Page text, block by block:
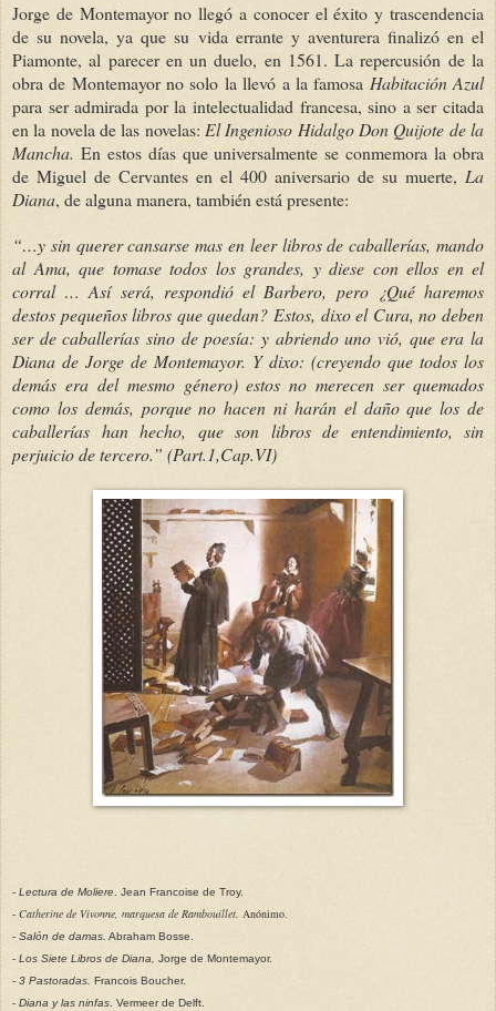
Jorge de Montemayor no llegó a conocer el éxito y trascendencia
de su novela, ya que su vida errante y aventurera finalizó en el
Piamonte, al parecer en un duelo, en 1561. La repercusión de la
obra de Montemayor no solo la llevó a la famosa Habitación Azul
para ser admirada por la intelectualidad francesa, sino a ser citada
en la novela de las novelas: El Ingenioso Hidalgo Don Quijote de la
Mancha. En estos días que universalmente se conmemora la obra
de Miguel de Cervantes en el 400 aniversario de su muerte, La
Diana, de alguna manera, también está presente:
“…y sin querer cansarse mas en leer libros de caballerías, mando
al Ama, que tomase todos los grandes, y diese con ellos en el
corral … Así será, respondió el Barbero, pero ¿Qué haremos
destos pequeños libros que quedan? Estos, dixo el Cura, no deben
ser de caballerías sino de poesía: y abriendo uno vió, que era la
Diana de Jorge de Montemayor. Y dixo: (creyendo que todos los
demás era del mesmo género) estos no merecen ser quemados
como los demás, porque no hacen ni harán el daño que los de
caballerías han hecho, que son libros de entendimiento, sin
perjuicio de tercero.” (Part.1,Cap.VI)
- Lectura de Moliere . Jean Francoise de Troy.
- Catherine de Vivonne, marquesa de Rambouillet. Anónimo.
- Salón de damas. Abraham Bosse.
- Los Siete Libros de Diana,
Jorge de Montemayor.
- 3 Pastoradas. Francois Boucher.
- Diana y las ninfas . Vermeer de Delft.